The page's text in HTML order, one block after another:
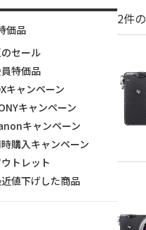
2件
価品
セール
特価品
キャンペーン
キャンペーン
キャンペーン
購入キャンペーン
トレット
値下げした商品